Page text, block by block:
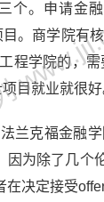
个。申请金
。商学院有
程学院的，
目就业就很好
兰克福金融
为除了几
决定接受